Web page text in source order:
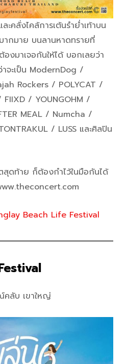
ะคลั่งไคล้การเต้นรำย่ำเท้าบน
ากมาย บนลานหาดทรายที่
งมาเจอกันให้ได้ บอกเลยว่า
จะเป็น ModernDog /
Rockers / POLYCAT /
/ YOUNGOHM /
MEAL / Numcha /
/ LUSS และศิลปิน
ดท้าย ก็ต้องกำไว้ในมือกันได้
Beach Life Festival
ลับ เขาใหญ่